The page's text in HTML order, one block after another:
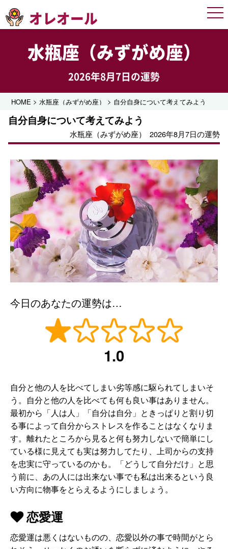
オレオール
水瓶座（みずがめ座）
2026年8月7日の運勢
HOME >水瓶座（みずがめ座） > 自分自身について考えてみよう
自分自身について考えてみよう
水瓶座（みずがめ座） 2026年8月7日の運勢
今日のあなたの運勢は…
1.0
自分と他の人を比べてしまい劣等感に駆られてしまいそ
う。自分と他の人を比べても何も良い事はありません。
最初から「人は人」「自分は自分」ときっぱりと割り切
る事によって自分からストレスを作ることはなくなりま
す。離れたところから見ると何も努力しないで簡単にし
ている様に見えても実は努力してたり、上司からの支持
を忠実に守っているのかも。「どうして自分だけ」と思
う前に、あの人には出来ない事でも私は出来るという良
い方向に物事をとらえるようにしましょう。
恋愛運
恋愛運は悪くはないものの、恋愛以外の事で時間がとら